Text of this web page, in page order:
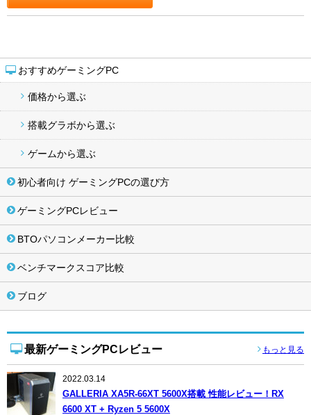
おすすめゲーミングPC
価格から選ぶ
搭載グラボから選ぶ
ゲームから選ぶ
初心者向け ゲーミングPCの選び方
ゲーミングPCレビュー
BTOパソコンメーカー比較
ベンチマークスコア比較
ブログ
最新ゲーミングPCレビュー もっと見る
2022.03.14
GALLERIA XA5R-66XT 5600X搭載 性能レビュー！RX
6600 XT + Ryzen 5 5600X